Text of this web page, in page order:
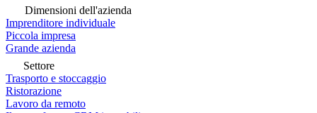
Dimensioni dell'azienda
Imprenditore individuale
Piccola impresa
Grande azienda
Settore
Trasporto e stoccaggio
Ristorazione
Lavoro da remoto